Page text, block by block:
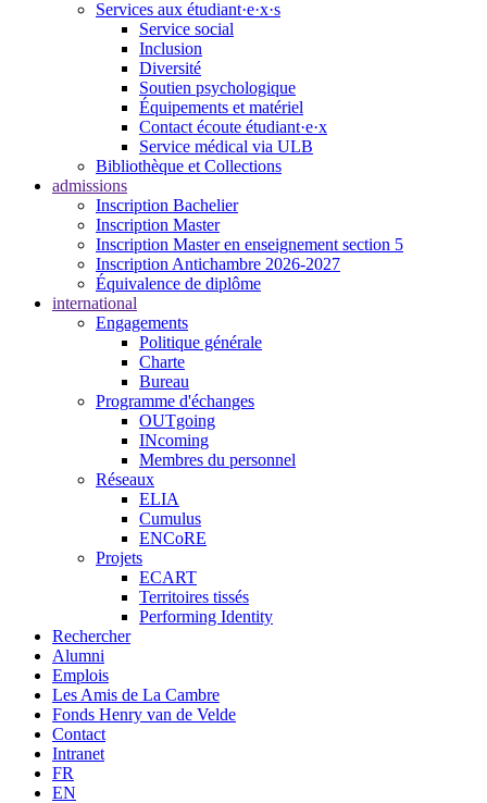
Services aux étudiant·e·x·s
Service social
Inclusion
Diversité
Soutien psychologique
Équipements et matériel
Contact écoute étudiant·e·x
Service médical via ULB
Bibliothèque et Collections
admissions
Inscription Bachelier
Inscription Master
Inscription Master en enseignement section 5
Inscription Antichambre 2026-2027
Équivalence de diplôme
international
Engagements
Politique générale
Charte
Bureau
Programme d'échanges
OUTgoing
INcoming
Membres du personnel
Réseaux
ELIA
Cumulus
ENCoRE
Projets
ECART
Territoires tissés
Performing Identity
Rechercher
Alumni
Emplois
Les Amis de La Cambre
Fonds Henry van de Velde
Contact
Intranet
FR
EN